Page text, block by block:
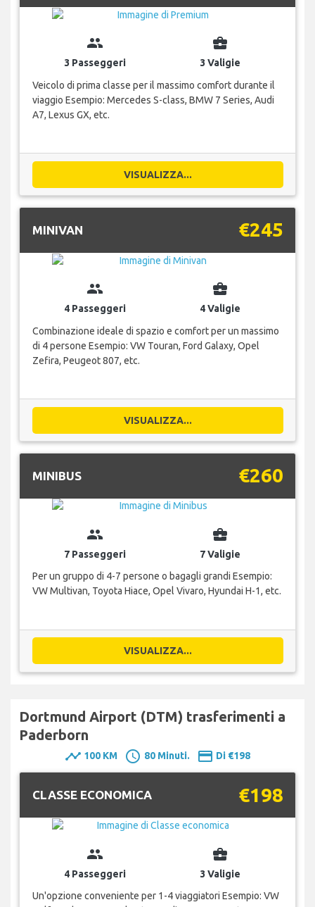
group
3 Passeggeri
business_center
3 Valigie
Veicolo di prima classe per il massimo comfort durante il
viaggio Esempio: Mercedes S-class, BMW 7 Series, Audi
A7, Lexus GX, etc.
VISUALIZZA...
MINIVAN €245
group
4 Passeggeri
business_center
4 Valigie
Combinazione ideale di spazio e comfort per un massimo
di 4 persone Esempio: VW Touran, Ford Galaxy, Opel
Zefira, Peugeot 807, etc.
VISUALIZZA...
MINIBUS €260
group
7 Passeggeri
business_center
7 Valigie
Per un gruppo di 4-7 persone o bagagli grandi Esempio:
VW Multivan, Toyota Hiace, Opel Vivaro, Hyundai H-1, etc.
VISUALIZZA...
Dortmund Airport (DTM) trasferimenti a
Paderborn
timeline 100 KM schedule 80 Minuti. payment Di €198
CLASSE ECONOMICA €198
group
4 Passeggeri
business_center
3 Valigie
Un'opzione conveniente per 1-4 viaggiatori Esempio: VW